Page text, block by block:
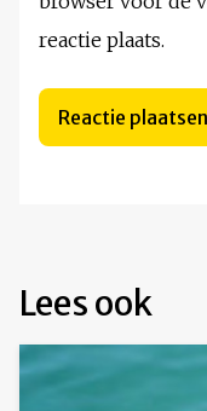
reactie plaats.
Lees ook